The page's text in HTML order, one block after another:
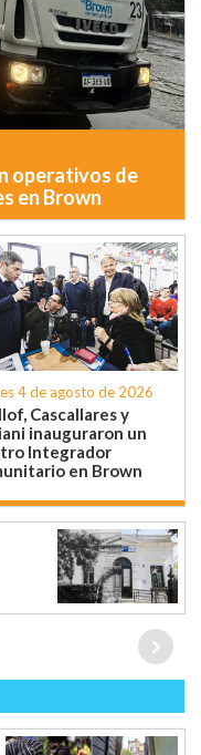
operativos de
en Brown
4 de agosto de 2026
Cascallares y
inauguraron un
Integrador
en Brown